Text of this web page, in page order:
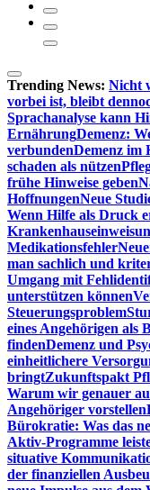
Trending News: Nicht
vorbei ist, bleibt
Sprachanalyse kann
ErnährungDemenz:
verbundenDemenz im
schaden als nützen
frühe Hinweise geben
HoffnungenNeue
Wenn Hilfe als Druck
Medikationsfehler
man sachlich und
Umgang mit
unterstützen können
Steuerungsproblem
eines Angehörigen als
findenDemenz und
einheitlichere
bringtZukunftspakt
Warum wir genauer
Angehöriger vorstellen
Bürokratie: Was das
Aktiv-Programme
situative
der finanziellen